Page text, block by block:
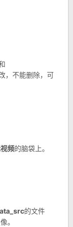
，不能删除，可
频的脑袋上。
的文件
。